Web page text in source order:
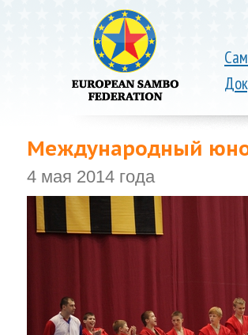
Международный
4 мая 2014 года